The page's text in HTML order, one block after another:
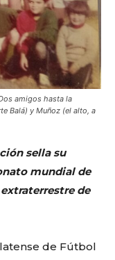
amigos hasta la
Balá) y Muñoz (el alto, a
sella su
mundial de
de
de Fútbol